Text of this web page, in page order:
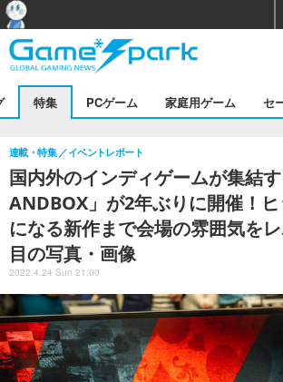
特集 PCゲーム 家庭用ゲーム セ
国内外のインディゲームが集結
ANDBOX」が2年ぶりに開催！
になる新作まで会場の雰囲気を
目の写真・画像
連載・特集 イベントレポート
2022.4.24 Sun 21:00